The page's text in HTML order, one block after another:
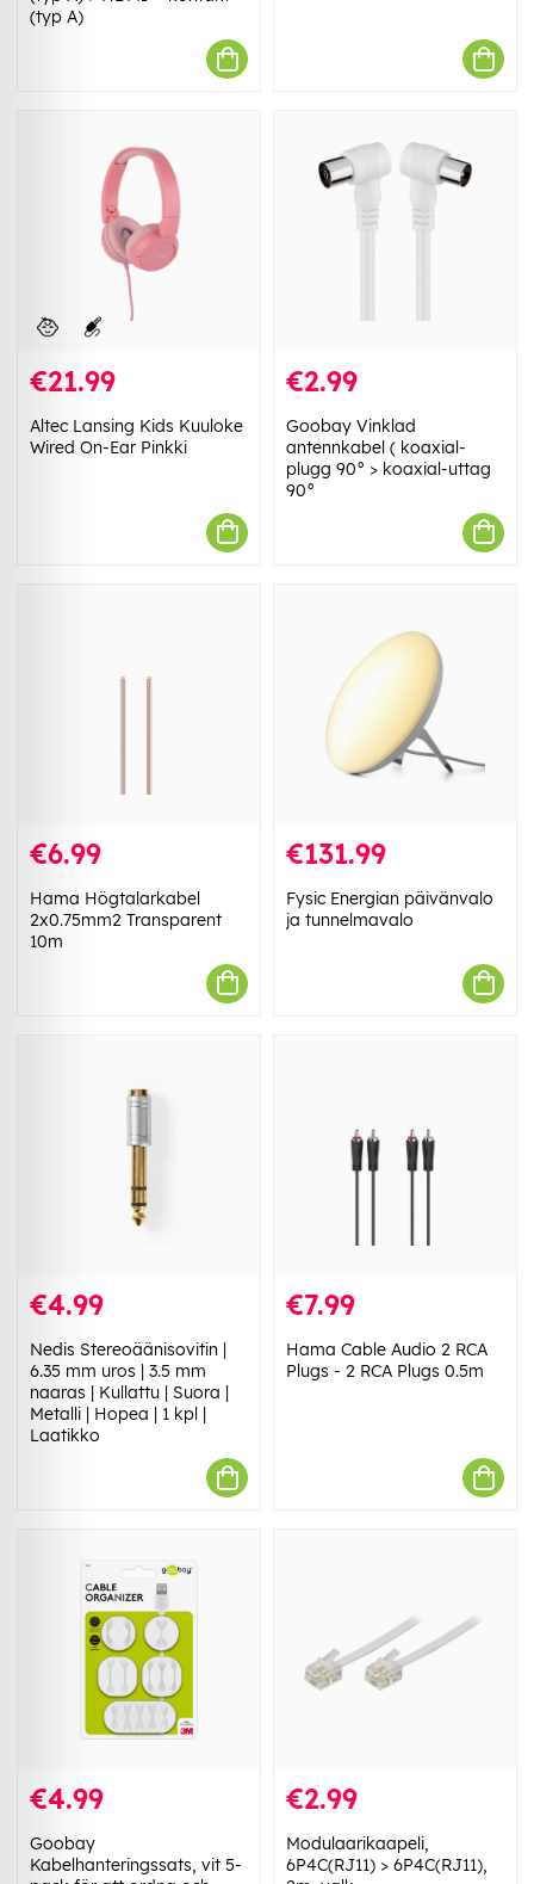
(typ A)
€21.99
Altec Lansing Kids Kuuloke
Wired On-Ear Pinkki
€2.99
Goobay Vinklad
antennkabel ( koaxial-
plugg 90° > koaxial-uttag
90°
€6.99
Hama Högtalarkabel
2x0.75mm2 Transparent
10m
€131.99
Fysic Energian päivänvalo
ja tunnelmavalo
€4.99
Nedis Stereoäänisovitin |
6.35 mm uros | 3.5 mm
naaras | Kullattu | Suora |
Metalli | Hopea | 1 kpl |
Laatikko
€7.99
Hama Cable Audio 2 RCA
Plugs - 2 RCA Plugs 0.5m
€4.99
Goobay
Kabelhanteringssats, vit 5-
€2.99
Modulaarikaapeli,
6P4C(RJ11) > 6P4C(RJ11),